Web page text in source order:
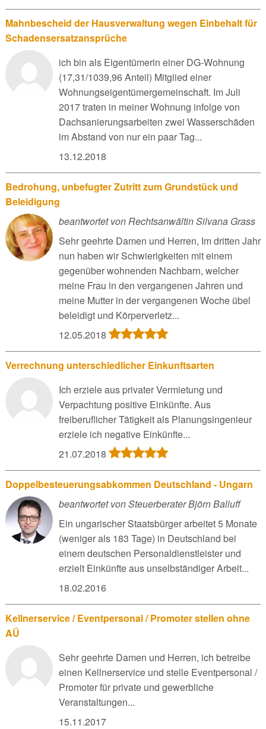
Mahnbescheid der Hausverwaltung wegen Einbehalt für
Schadensersatzansprüche
ich bin als Eigentümerin einer DG-Wohnung
(17,31/1039,96 Anteil) Mitglied einer
Wohnungseigentümergemeinschaft. Im Juli
2017 traten in meiner Wohnung infolge von
Dachsanierungsarbeiten zwei Wasserschäden
im Abstand von nur ein paar Tag...
13.12.2018
Bedrohung, unbefugter Zutritt zum Grundstück und
Beleidigung
beantwortet von Rechtsanwältin Silvana Grass
Sehr geehrte Damen und Herren, Im dritten Jahr
nun haben wir Schwierigkeiten mit einem
gegenüber wohnenden Nachbarn, welcher
meine Frau in den vergangenen Jahren und
meine Mutter in der vergangenen Woche übel
beleidigt und Körperverletz...
12.05.2018
Verrechnung unterschiedlicher Einkunftsarten
Ich erziele aus privater Vermietung und
Verpachtung positive Einkünfte. Aus
freiberuflicher Tätigkeit als Planungsingenieur
erziele ich negative Einkünfte...
21.07.2018
Doppelbesteuerungsabkommen Deutschland - Ungarn
beantwortet von Steuerberater Björn Balluff
Ein ungarischer Staatsbürger arbeitet 5 Monate
(weniger als 183 Tage) in Deutschland bei
einem deutschen Personaldienstleister und
erzielt Einkünfte aus unselbständiger Arbeit...
18.02.2016
Kellnerservice / Eventpersonal / Promoter stellen ohne
AÜ
Sehr geehrte Damen und Herren, ich betreibe
einen Kellnerservice und stelle Eventpersonal /
Promoter für private und gewerbliche
Veranstaltungen...
15.11.2017